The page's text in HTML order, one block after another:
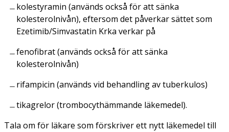
kolestyramin (används också för att sänka
kolesterolnivån), eftersom det påverkar sättet som
Ezetimib/Simvastatin Krka verkar på
fenofibrat (används också för att sänka
kolesterolnivån)
rifampicin (används vid behandling av tuberkulos)
tikagrelor (trombocythämmande läkemedel).
Tala om för läkare som förskriver ett nytt läkemedel till